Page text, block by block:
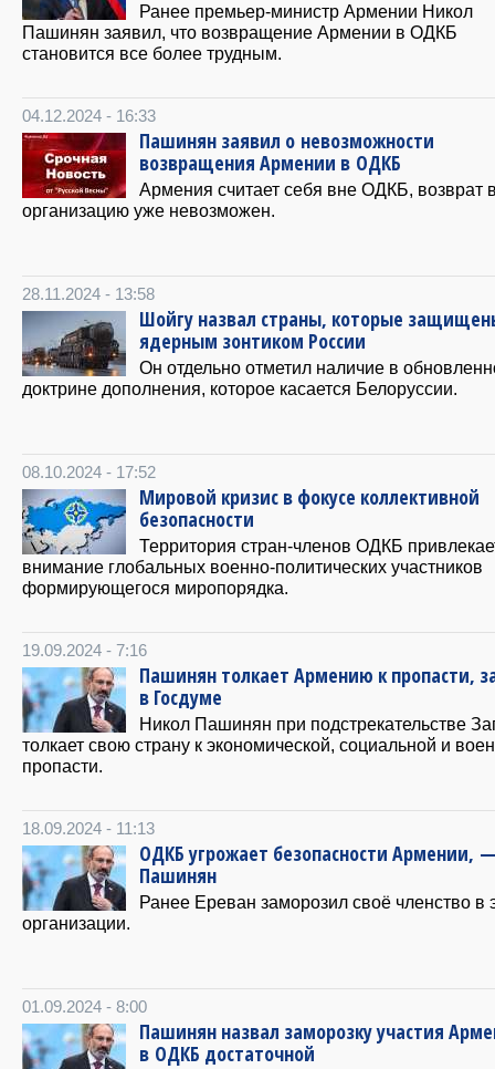
Ранее премьер-министр Армении Никол
Пашинян заявил, что возвращение Армении в ОДКБ
становится все более трудным.
04.12.2024 - 16:33
Пашинян заявил о невозможности
возвращения Армении в ОДКБ
Армения считает себя вне ОДКБ, возврат
организацию уже невозможен.
28.11.2024 - 13:58
Шойгу назвал страны, которые
ядерным зонтиком России
Он отдельно отметил наличие в
доктрине дополнения, которое касается Белоруссии.
08.10.2024 - 17:52
Мировой кризис в фокусе коллективной
безопасности
Территория стран-членов ОДКБ
внимание глобальных военно-политических участников
формирующегося миропорядка.
19.09.2024 - 7:16
Пашинян толкает Армению к пропасти,
в Госдуме
Никол Пашинян при подстрекательстве
толкает свою страну к экономической, социальной и
пропасти.
18.09.2024 - 11:13
ОДКБ угрожает безопасности Армении, —
Пашинян
Ранее Ереван заморозил своё членство в
организации.
01.09.2024 - 8:00
Пашинян назвал заморозку участия
в ОДКБ достаточной